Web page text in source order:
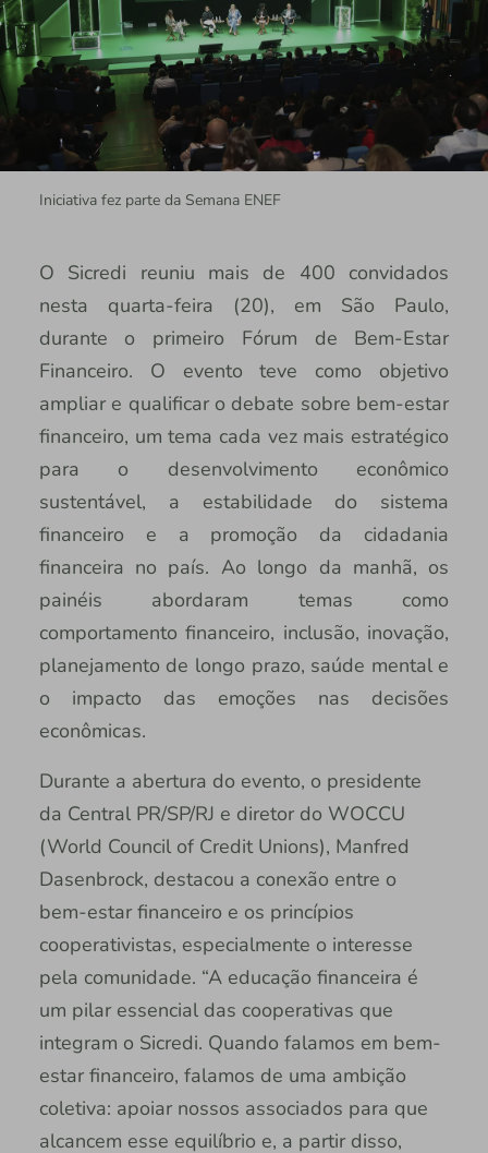
Iniciativa fez parte da Semana ENEF
O Sicredi reuniu mais de 400 convidados
nesta quarta-feira (20), em São Paulo,
durante o primeiro Fórum de Bem-Estar
Financeiro. O evento teve como objetivo
ampliar e qualificar o debate sobre bem-estar
financeiro, um tema cada vez mais estratégico
para o desenvolvimento econômico
sustentável, a estabilidade do sistema
financeiro e a promoção da cidadania
financeira no país. Ao longo da manhã, os
painéis abordaram temas como
comportamento financeiro, inclusão, inovação,
planejamento de longo prazo, saúde mental e
o impacto das emoções nas decisões
econômicas.
Durante a abertura do evento, o presidente
da Central PR/SP/RJ e diretor do WOCCU
(World Council of Credit Unions), Manfred
Dasenbrock, destacou a conexão entre o
bem-estar financeiro e os princípios
cooperativistas, especialmente o interesse
pela comunidade. “A educação financeira é
um pilar essencial das cooperativas que
integram o Sicredi. Quando falamos em bem-
estar financeiro, falamos de uma ambição
coletiva: apoiar nossos associados para que
alcancem esse equilíbrio e, a partir disso,